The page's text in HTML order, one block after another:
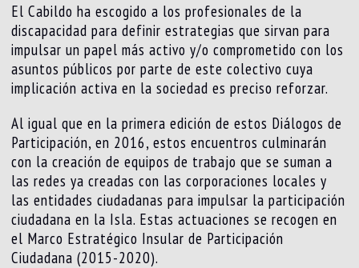
El Cabildo ha escogido a los profesionales de la
discapacidad para definir estrategias que sirvan para
impulsar un papel más activo y/o comprometido con los
asuntos públicos por parte de este colectivo cuya
implicación activa en la sociedad es preciso reforzar.
Al igual que en la primera edición de estos Diálogos de
Participación, en 2016, estos encuentros culminarán
con la creación de equipos de trabajo que se suman a
las redes ya creadas con las corporaciones locales y
las entidades ciudadanas para impulsar la participación
ciudadana en la Isla. Estas actuaciones se recogen en
el Marco Estratégico Insular de Participación
Ciudadana (2015-2020).